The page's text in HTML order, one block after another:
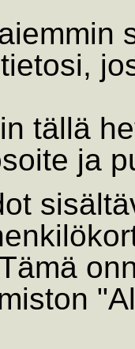
tällä
ja